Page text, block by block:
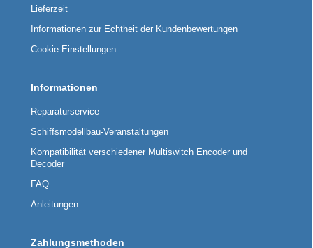
Lieferzeit
Informationen zur Echtheit der Kundenbewertungen
Cookie Einstellungen
Informationen
Reparaturservice
Schiffsmodellbau-Veranstaltungen
Kompatibilität verschiedener Multiswitch Encoder und
Decoder
FAQ
Anleitungen
Zahlungsmethoden